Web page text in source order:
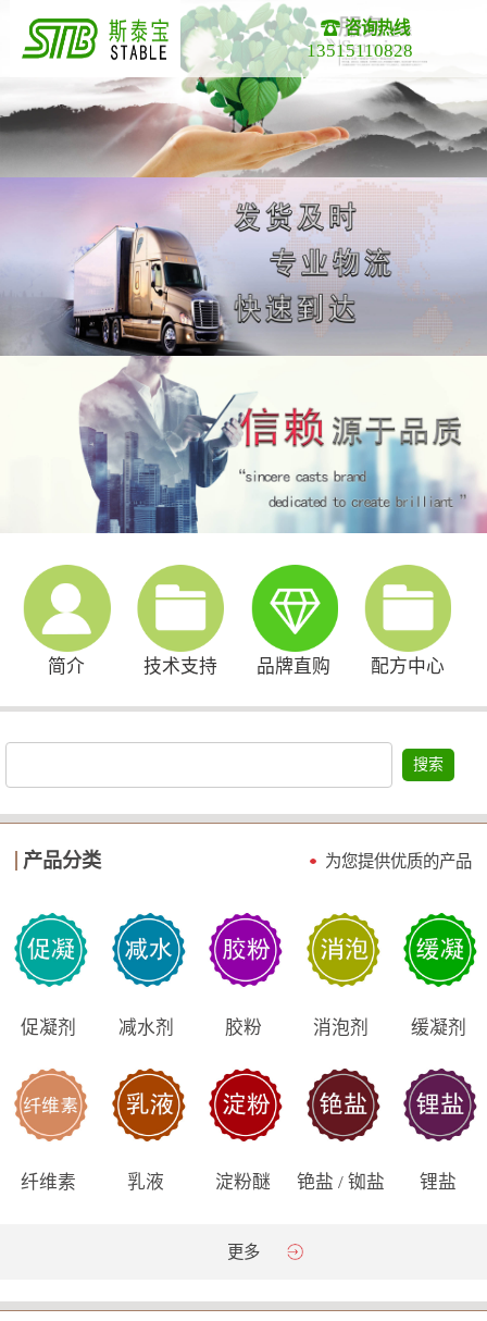
咨询热线
13515110828
简介 技术支持 品牌直购 配方中心
搜索
产品分类 为您提供优质的产品
促凝剂 减水剂 胶粉 消泡剂 缓凝剂
纤维素 乳液 淀粉醚 铯盐 / 铷盐 锂盐
更多